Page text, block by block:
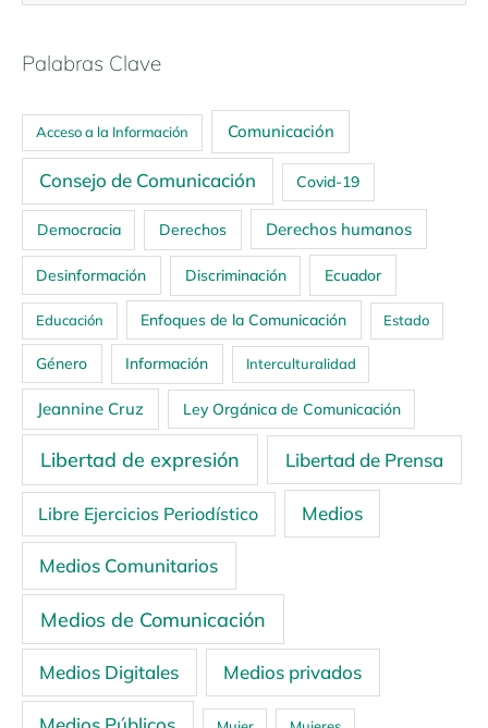
Palabras Clave
Acceso a la Información Comunicación
Consejo de Comunicación Covid-19
Democracia Derechos Derechos humanos
Desinformación Discriminación Ecuador
Educación Enfoques de la Comunicación Estado
Género Información Interculturalidad
Jeannine Cruz Ley Orgánica de Comunicación
Libertad de expresión Libertad de Prensa
Libre Ejercicios Periodístico Medios
Medios Comunitarios
Medios de Comunicación
Medios Digitales Medios privados